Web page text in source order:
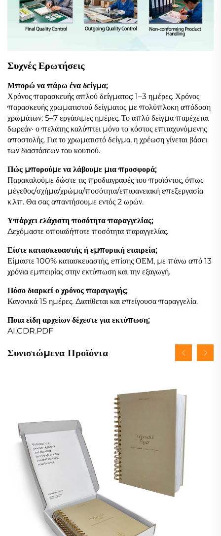
Συχνές Ερωτήσεις
Μπορώ να πάρω ένα δείγμα;
Χρόνος παρασκευής απλού δείγματος: 1–3 ημέρες. Χρόνος
παρασκευής χρωματιστού δείγματος με πολύπλοκη απόδοση
χρωμάτων: 5–7 εργάσιμες ημέρες. Το απλό δείγμα παρέχεται
δωρεάν· ο πελάτης καλύπτει μόνο το κόστος επιταχυνόμενης
αποστολής. Για το χρωματιστό δείγμα, η χρέωση γίνεται βάσει
των διαστάσεων του κουτιού.
Πώς μπορούμε να λάβουμε μια προσφορά;
Παρακαλούμε δώστε τις προδιαγραφές του προϊόντος, όπως
μέγεθος/σχήμα/χρώμα/ποσότητα/επιφανειακή επεξεργασία
κ.λπ. Θα σας απαντήσουμε εντός 2 ωρών.
Υπάρχει ελάχιστη ποσότητα παραγγελίας;
Δεχόμαστε οποιαδήποτε ποσότητα παραγγελίας.
Είστε κατασκευαστής ή εμπορική εταιρεία;
Είμαστε 100% κατασκευαστής, επίσης ΟΕΜ, με πάνω από 13
χρόνια εμπειρίας στην εκτύπωση και την εξαγωγή.
Πόσο διαρκεί ο χρόνος παραγωγής;
Κανονικά 15 ημέρες. Διατίθεται και επείγουσα παραγγελία.
Ποια είδη αρχείων δέχεστε για εκτύπωση;
AI.CDR.PDF
Συνιστώμενα Προϊόντα